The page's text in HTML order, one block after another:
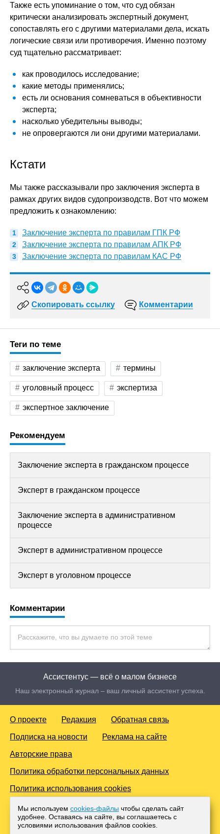
Также есть упоминание о том, что суд обязан
критически анализировать экспертный документ,
сопоставлять его с другими материалами дела, искать
логические связи или противоречия. Именно поэтому
суд тщательно рассматривает:
как проводилось исследование;
какие методы применялись;
есть ли основания сомневаться в объективности
эксперта;
насколько убедительны выводы;
не опровергаются ли они другими материалами.
Кстати
Мы также рассказывали про заключения эксперта в
рамках других видов судопроизводств. Вот что можем
предложить к ознакомлению:
Заключение эксперта по правилам ГПК РФ
Заключение эксперта по правилам АПК РФ
Заключение эксперта по правилам КАС РФ
Скопировать ссылку Комментарии
Теги по теме
заключение эксперта термины
уголовный процесс экспертиза
экспертное заключение
Рекомендуем
Заключение эксперта в гражданском процессе
Эксперт в гражданском процессе
Заключение эксперта в административном
процессе
Эксперт в административном процессе
Эксперт в уголовном процессе
Комментарии
Ассистентус — всё о малом бизнесе
Наш электронный журнал – ваш личный ассистент успеха.
О проекте Редакция Обратная связь
Подписка на новости Реклама на сайте
Авторские права
Политика обработки персональных данных
Политика использования cookies
© 2016-2026 Все права защищены. Для лиц старше 18 лет.
Любое копирование материалов и тиражирование в сети
Интернет, либо печатных изданиях без согласования с
Администрацией проекта, преследуется законом.
Мы используем cookies-файлы чтобы сделать сайт
удобнее. Оставаясь на сайте, вы соглашаетесь с
условиями использования файлов cооkies.